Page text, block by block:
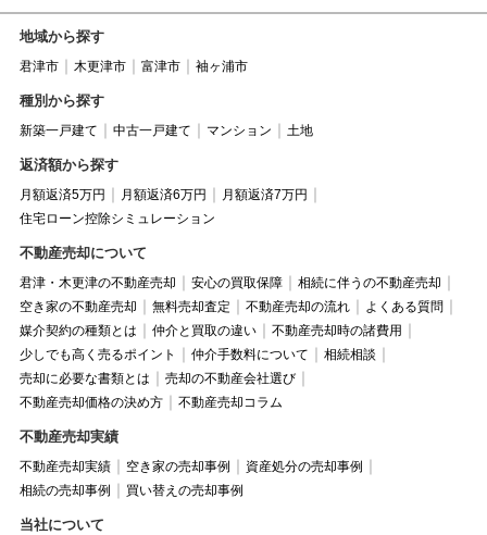
地域から探す
君津市 木更津市 富津市 袖ヶ浦市
種別から探す
新築一戸建て 中古一戸建て マンション 土地
返済額から探す
月額返済5万円 月額返済6万円
月額返済7万円
住宅ローン控除シミュレーション
不動産売却について
君津・木更津の不動産売却 安心の買取保障
相続に伴うの不動産売却
空き家の不動産売却
無料売却査定 不動産売却の流れ
よくある質問
媒介契約の種類とは
仲介と買取の違い
不動産売却時の諸費用
少しでも高く売るポイント
仲介手数料について
相続相談
売却に必要な書類とは
売却の不動産会社選び
不動産売却価格の決め方
不動産売却コラム
不動産売却実績
不動産売却実績 空き家の売却事例
資産処分の売却事例
相続の売却事例
買い替えの売却事例
当社について